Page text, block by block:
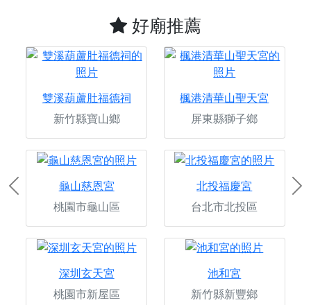
好廟推薦
雙溪葫蘆肚福德祠
新竹縣寶山鄉
楓港清華山聖天宮
屏東縣獅子鄉
龜山慈恩宮
桃園市龜山區
北投福慶宮
台北市北投區
深圳玄天宮
桃園市新屋區
池和宮
新竹縣新豐鄉
Previous